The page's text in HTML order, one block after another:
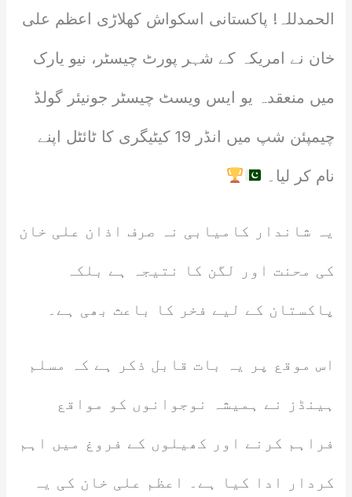
الحمدللہ! پاکستانی اسکواش کھلاڑی اعظم علی
خان نے امریکہ کے شہر پورٹ چیسٹر، نیو یارک
میں منعقدہ یو ایس ویسٹ چیسٹر جونیئر گولڈ
چیمپئن شپ میں انڈر 19 کیٹیگری کا ٹائٹل اپنے
نام کر لیا۔
یہ شاندار کامیابی نہ صرف اذان علی خان
کی محنت اور لگن کا نتیجہ ہے بلکہ
پاکستان کے لیے فخر کا باعث بھی ہے۔
اس موقع پر یہ بات قابل ذکر ہے کہ مسلم
ہینڈز نے ہمیشہ نوجوانوں کو مواقع
فراہم کرنے اور کھیلوں کے فروغ میں اہم
کردار ادا کیا ہے۔ اعظم علی خان کی یہ